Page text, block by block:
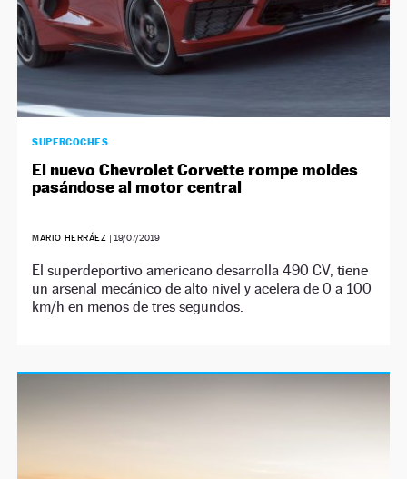
SUPERCOCHES
El nuevo Chevrolet Corvette rompe moldes
pasándose al motor central
MARIO HERRÁEZ | 19/07/2019
El superdeportivo americano desarrolla 490 CV, tiene
un arsenal mecánico de alto nivel y acelera de 0 a 100
km/h en menos de tres segundos.